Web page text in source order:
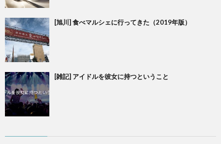
[旭川] 食べマルシェに行ってきた（2019年版）
[雑記] アイドルを彼女に持つということ